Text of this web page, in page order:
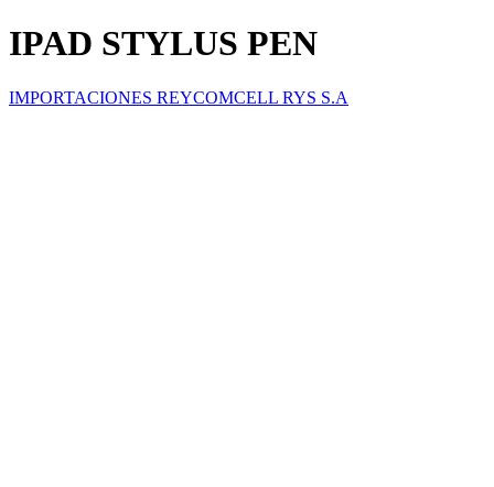
IPAD STYLUS PEN
IMPORTACIONES REYCOMCELL RYS S.A